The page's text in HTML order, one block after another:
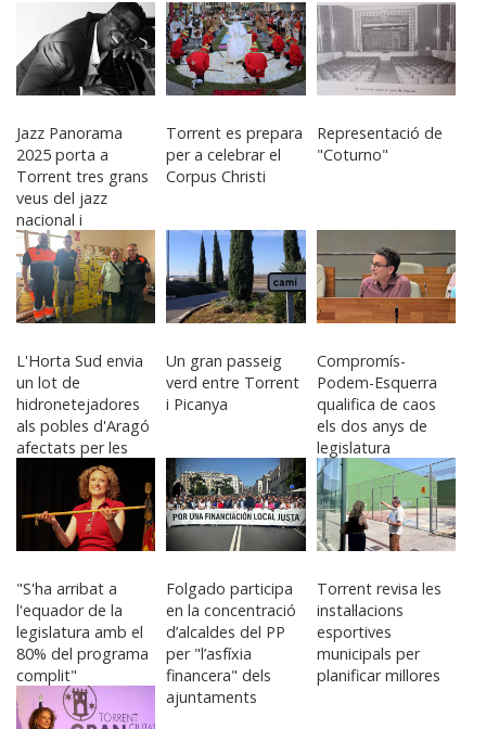
Jazz Panorama
2025 porta a
Torrent tres grans
veus del jazz
nacional i
internacional
Torrent es prepara
per a celebrar el
Corpus Christi
Representació de
"Coturno"
L'Horta Sud envia
un lot de
hidronetejadores
als pobles d'Aragó
afectats per les
inundacions
Un gran passeig
verd entre Torrent
i Picanya
Compromís-
Podem-Esquerra
qualifica de caos
els dos anys de
legislatura
"S'ha arribat a
l'equador de la
legislatura amb el
80% del programa
complit"
Folgado participa
en la concentració
d’alcaldes del PP
per "l’asfíxia
financera" dels
ajuntaments
Torrent revisa les
instal·lacions
esportives
municipals per
planificar millores